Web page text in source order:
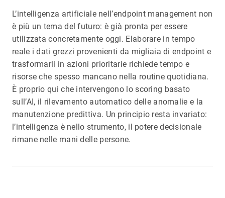
L’intelligenza artificiale nell’endpoint management non
è più un tema del futuro: è già pronta per essere
utilizzata concretamente oggi. Elaborare in tempo
reale i dati grezzi provenienti da migliaia di endpoint e
trasformarli in azioni prioritarie richiede tempo e
risorse che spesso mancano nella routine quotidiana.
È proprio qui che intervengono lo scoring basato
sull’AI, il rilevamento automatico delle anomalie e la
manutenzione predittiva. Un principio resta invariato:
l’intelligenza è nello strumento, il potere decisionale
rimane nelle mani delle persone.